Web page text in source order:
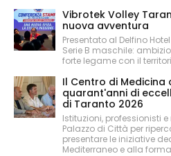
Vibrotek Volley
nuova avventura
Presentato al Delfino
Serie B maschile:
forte legame con il
Il Centro di
quarant'anni di
di Taranto 2026
Istituzioni, professionisti
Palazzo di Città per
presentare le iniziative
Mediterraneo e alla